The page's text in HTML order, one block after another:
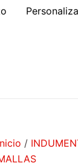
/